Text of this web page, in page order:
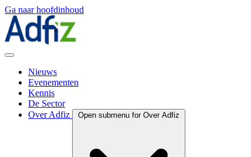
Ga naar hoofdinhoud
Nieuws
Evenementen
Kennis
De Sector
Over Adfiz
Open submenu for Over Adfiz